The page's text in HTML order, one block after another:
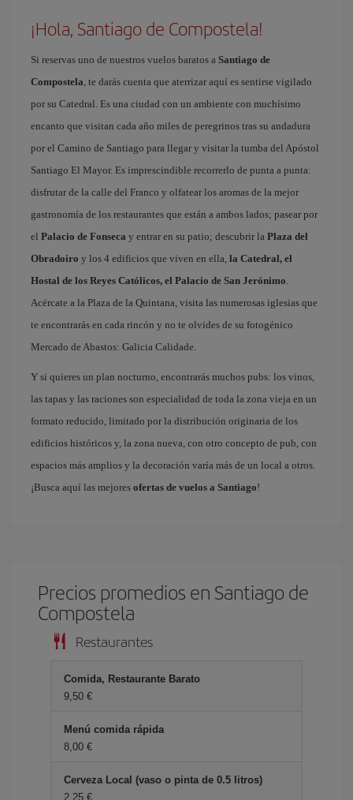
¡Hola, Santiago de Compostela!
Si reservas uno de nuestros vuelos baratos a Santiago de
Compostela, te darás cuenta que aterrizar aquí es sentirse vigilado
por su Catedral. Es una ciudad con un ambiente con muchísimo
encanto que visitan cada año miles de peregrinos tras su andadura
por el Camino de Santiago para llegar y visitar la tumba del Apóstol
Santiago El Mayor. Es imprescindible recorrerlo de punta a punta:
disfrutar de la calle del Franco y olfatear los aromas de la mejor
gastronomía de los restaurantes que están a ambos lados; pasear por
el Palacio de Fonseca y entrar en su patio; descubrir la Plaza del
Obradoiro y los 4 edificios que viven en ella, la Catedral, el
Hostal de los Reyes Católicos, el Palacio de San Jerónimo.
Acércate a la Plaza de la Quintana, visita las numerosas iglesias que
te encontrarás en cada rincón y no te olvides de su fotogénico
Mercado de Abastos: Galicia Calidade.
Y si quieres un plan nocturno, encontrarás muchos pubs: los vinos,
las tapas y las raciones son especialidad de toda la zona vieja en un
formato reducido, limitado por la distribución originaria de los
edificios históricos y, la zona nueva, con otro concepto de pub, con
espacios más amplios y la decoración varía más de un local a otros.
¡Busca aquí las mejores ofertas de vuelos a Santiago!
Precios promedios en Santiago de
Compostela
Restaurantes
Comida, Restaurante Barato
9,50 €
Menú comida rápida
8,00 €
Cerveza Local (vaso o pinta de 0.5 litros)
2,25 €